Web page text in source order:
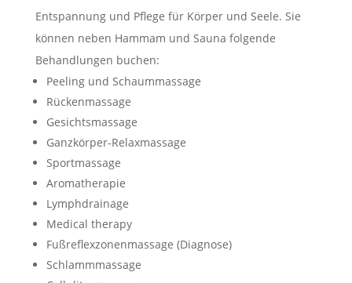
Entspannung und Pflege für Körper und Seele. Sie
können neben Hammam und Sauna folgende
Behandlungen buchen:
Peeling und Schaummassage
Rückenmassage
Gesichtsmassage
Ganzkörper-Relaxmassage
Sportmassage
Aromatherapie
Lymphdrainage
Medical therapy
Fußreflexzonenmassage (Diagnose)
Schlammmassage